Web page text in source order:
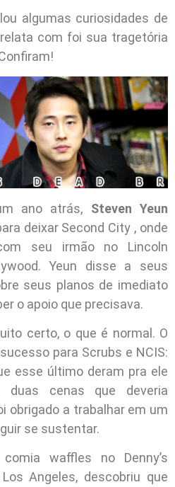
algumas curiosidades de
com foi sua tragetória
ano atrás, Steven Yeun
deixar Second City , onde
seu irmão no Lincoln
Yeun disse a seus
seus planos de imediato
o apoio que precisava.
certo, o que é normal. O
para Scrubs e NCIS:
esse último deram pra ele
duas cenas que deveria
obrigado a trabalhar em um
se sustentar.
waffles no Denny’s
Angeles, descobriu que